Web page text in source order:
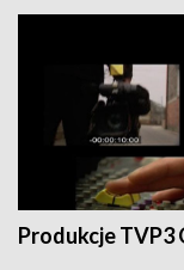
Produkcje TVP3